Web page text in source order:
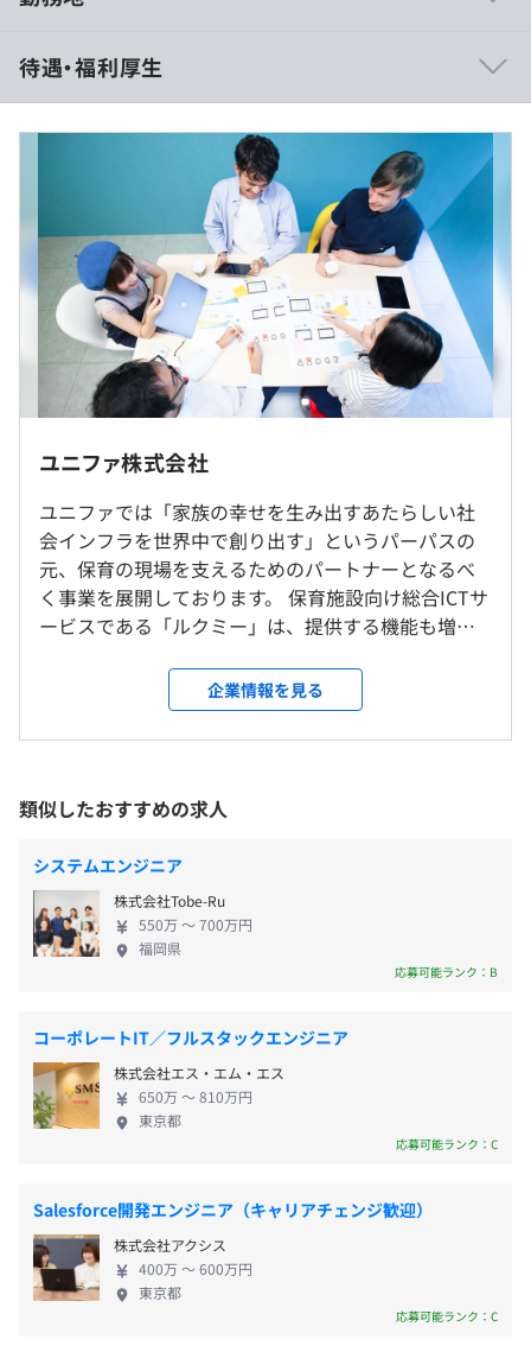
業務に携わっていただく予定です。
・少数精鋭の組織となりますので、新しい技術導入などの
裁量も大きいです。
自分がチャレンジしたい技術をつかって、サービスに反
映させることも可能です。
・外国籍の社員も多く、グローバルな知見が得られます。
（やりとりは基本日本語です）
・社内勉強会の開催
・書籍、社外勉強会参加費用、資格取得費用の補助制度
・コードレビューの実施
MacBook Pro等希望のマシンを支給いたします。
オブジェクト指向、ウォーターフォール、アジャイル、チ
ケット駆動開発、グローバルチーム（多国籍メンバー）
Docker、Terraform、Amazon ECS、Amazon
CloudWatch
BigQuery、Amazon Athena
就業場所の変更範囲
＜雇入時＞
東京本社および自宅
会社の定める場所（テレワークを行う場所を含む）
・赤坂見附駅 徒歩4分
・永田町駅 徒歩4分
待遇・福利厚生
年収550万円～年収700万円
==========================
∟ 月給39.3万円～月給51.8万円
※固定残業手当月45時間分（月10.2万円～月12.9万
円）を含む
∟ 賞与
==========================
※経験、スキルに応じて当社規定により優遇いたします。
（※想定年収 は年収提示額を保証するものではありません）
9:30～18:30（休憩60分）
■完全週休2日制（土日祝休み）
■年末年始休日（12/29~1/3）
■年次有給休暇（法定通り）
・夏季休暇
・結婚休暇
・慶弔休暇
・子の看護休暇（子の人数に関わらず10日付与）
・産前産後休業
・育児休業
ユニファ株式会社
ユニファでは「家族の幸せを生み出すあたらしい社
会インフラを世界中で創り出す」というパーパスの
元、保育の現場を支えるためのパートナーとなるべ
く事業を展開しております。 保育施設向け総合ICTサ
ービスである「ルクミー」は、提供する機能も増
今後さらに領域を拡大し、かつ安定したプロダクト
を提供するために、エンジニアとして自社プロダク
ト全般におけるアプリケーション開発・運用全般を
く、並行して複数の施策が実行されていくため、複
数の開発チームと連携を取りながらサービス開発・
運用を進めていくことが求められます。 家族のため
の新しい社会インフラを創造する B2B/B2B2C事業に
おいて、プロダクトマネージャー、モバイルアプリ
エンジニア、インフラエンジニアなどのメンバーと連
携し、ルクミーを始めとする自社プロダクトのサー
きます。 【主な利用技術】 ・言語: Ruby ・フレーム
ワーク: Ruby on Rails ・DB: PostgreSQL, Redis,
DynamoDB ・バージョン管理: Git ・ソースコード管
理: BitBucket, GitHub ・インフラ: AWS, Docker ・コ
ミュニケーション: Slack, Google Meet, Zoom ・ド
Jira 下記情報もご参照ください。 【変更の範囲：会
社の定める業務】 ◆必須スキル ・Ruby on Railsを使
ったWebアプリ開発実務経験 ・Ruby on Railsを使っ
たWebアプリのメンテナンス・運用経験 ・RSpec、
もしくはMiniTestを用いたテストの実装経験 ・複数
企業情報を見る
類似したおすすめの求人
システムエンジニア
株式会社Tobe-Ru
550万 〜 700万円
福岡県
応募可能ランク：B
コーポレートIT／フルスタックエンジニア
株式会社エス・エム・エス
650万 〜 810万円
東京都
応募可能ランク：C
Salesforce開発エンジニア（キャリアチェンジ歓迎）
株式会社アクシス
400万 〜 600万円
東京都
応募可能ランク：C